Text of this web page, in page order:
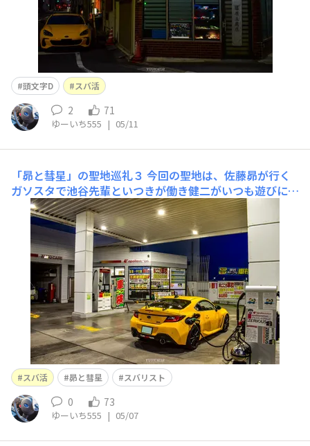
頭文字D スバ活
2 71
ゆーいち555 | 05/11
「昴と彗星」の聖地巡礼３ 今回の聖地は、佐藤昴が行く
ガソスタで池谷先輩といつきが働き健二がいつも遊びにく
る聖地です⛽️ガソリン入れてる間にお店の方が紹介してく
れました😊ここにしげの秀一先生も来たと思うと感動も
のでした！店内に、しげの秀一先生がガソスタに来た時の
写真が飾ってあります📸こちらも店内に飾ってあり、佐藤
昴が描かれた色
スバ活 昴と彗星 スバリスト
0 73
ゆーいち555 | 05/07